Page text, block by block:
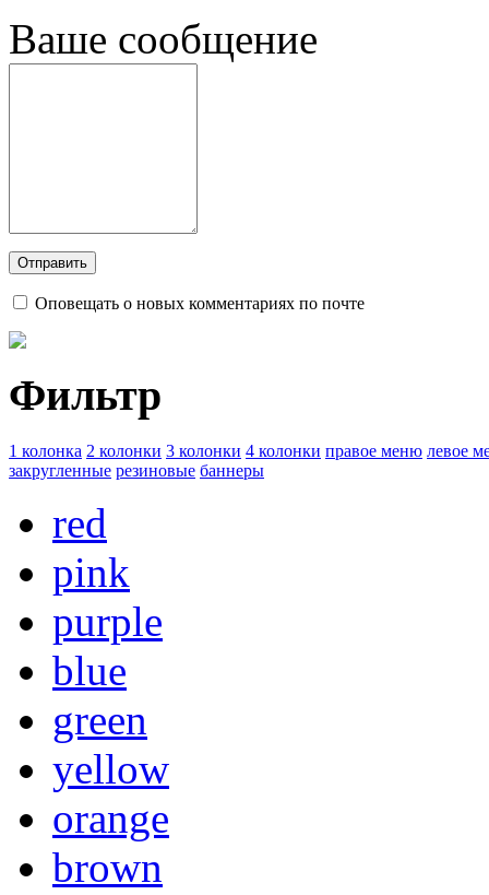
Ваше сообщение
Оповещать о новых комментариях по почте
Фильтр
1 колонка 2 колонки 3 колонки 4 колонки правое меню левое
закругленные резиновые баннеры
red
pink
purple
blue
green
yellow
orange
brown